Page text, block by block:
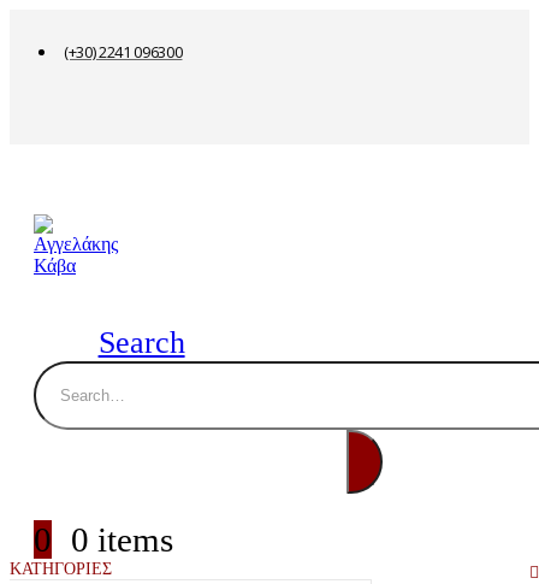
(+30) 2241 096300
Search
0 0 items
ΚΑΤΗΓΟΡΙΕΣ